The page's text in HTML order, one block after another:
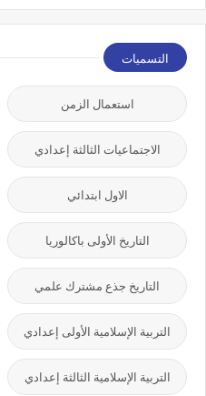
التسميات
استعمال الزمن
الاجتماعيات الثالثة إعدادي
الاول ابتدائي
التاريخ الأولى باكالوريا
التاريخ جذع مشترك علمي
التربية الإسلامية الأولى إعدادي
التربية الإسلامية الثالثة إعدادي